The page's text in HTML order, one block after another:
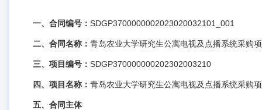
一、合同编号： SDGP3700000002023020032101_001
二、合同名称： 青岛农业大学研究生公寓电视及点播系统采购
三、项目编号： SDGP370000000202302003210
四、项目名称： 青岛农业大学研究生公寓电视及点播系统采购
五、合同主体